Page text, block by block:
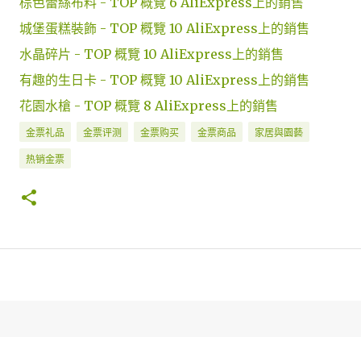
城堡蛋糕裝飾 - TOP 概覽 10 AliExpress上的銷售
水晶碎片 - TOP 概覽 10 AliExpress上的銷售
有趣的生日卡 - TOP 概覽 10 AliExpress上的銷售
花園水槍 - TOP 概覽 8 AliExpress上的銷售
金票礼品 金票评测 金票购买 金票商品 家居與園藝
热销金票